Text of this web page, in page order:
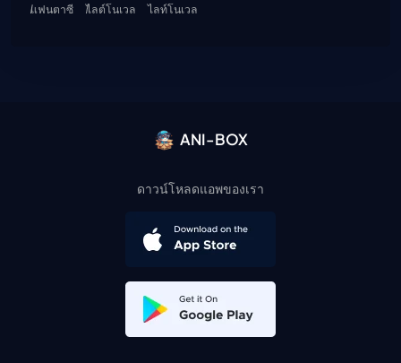
แฟนตาซี
ไลต์โนเวล ไลท์โนเวล
ANI-BOX
ดาวน์โหลดแอพของเรา